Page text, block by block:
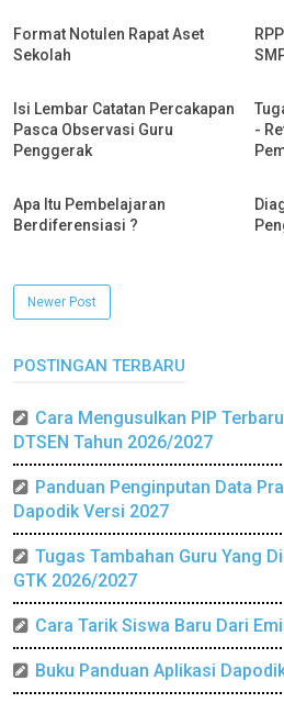
Format Notulen Rapat Aset
Sekolah
Isi Lembar Catatan Percakapan
Pasca Observasi Guru
Penggerak
-
Apa Itu Pembelajaran
Berdiferensiasi ?
Newer Post
POSTINGAN TERBARU
Cara Mengusulkan PIP
DTSEN Tahun 2026/2027
Panduan Penginputan Data
Dapodik Versi 2027
Tugas Tambahan Guru Yang
GTK 2026/2027
Cara Tarik Siswa Baru Dari
Buku Panduan Aplikasi